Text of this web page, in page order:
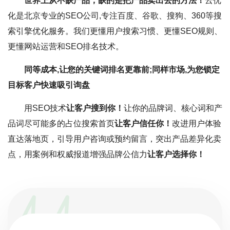
化是北京专业的SEO公司,专注百度、谷歌、搜狗、360等搜
索引擎优化服务。我们更懂用户搜索习惯、更懂SEO规则、
更懂网站运营和SEO排名技术。
同等成本,让您的关键词排名更靠前;同样市场,为您锁定
目标客户快速吸引询盘
用SEO技术让客户搜到你！ 让你的品牌词、核心词和产
品词尽可能多的占位搜索首页让客户信任你！ 改进用户体验
直达落地页，引导用户咨询或预约留言，突出产品差异化卖
点，用案例和权威报道增强品牌公信力让客户选择你！